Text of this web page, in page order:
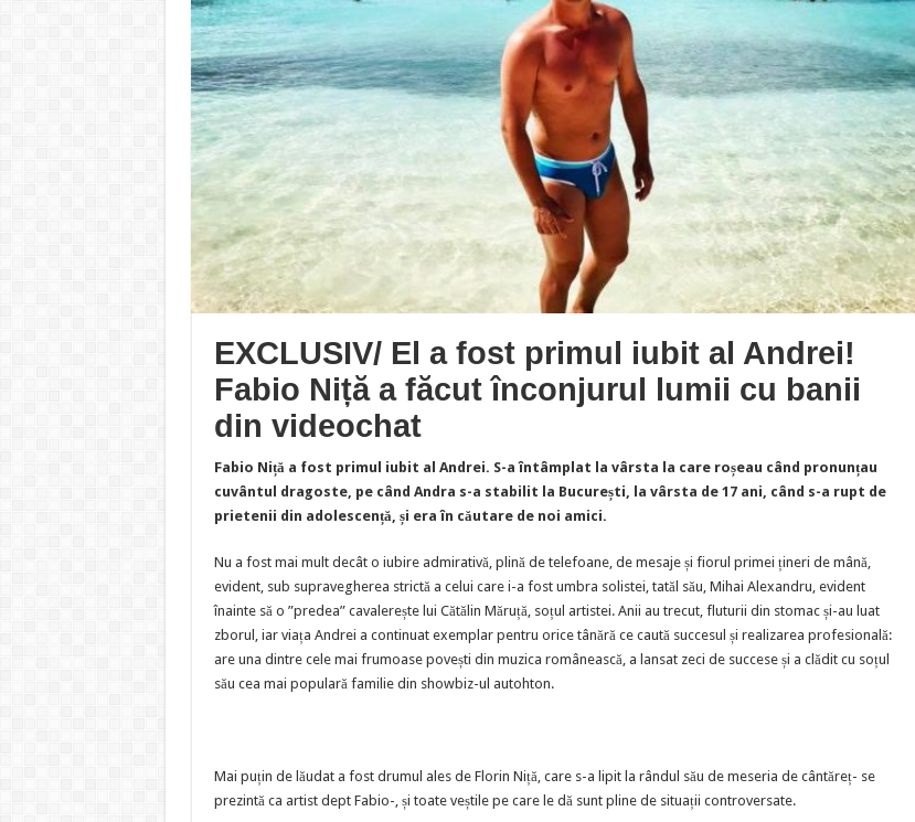
EXCLUSIV/ El a fost primul iubit al Andrei!
Fabio Niță a făcut înconjurul lumii cu banii
din videochat
Fabio Niță a fost primul iubit al Andrei. S-a întâmplat la vârsta la care roșeau când pronunțau
cuvântul dragoste, pe când Andra s-a stabilit la București, la vârsta de 17 ani, când s-a rupt de
prietenii din adolescență, și era în căutare de noi amici.
Nu a fost mai mult decât o iubire admirativă, plină de telefoane, de mesaje și fiorul primei țineri de mână,
evident, sub supravegherea strictă a celui care i-a fost umbra solistei, tatăl său, Mihai Alexandru, evident
înainte să o ”predea” cavalerește lui Cătălin Măruță, soțul artistei. Anii au trecut, fluturii din stomac și-au luat
zborul, iar viața Andrei a continuat exemplar pentru orice tânără ce caută succesul și realizarea profesională:
are una dintre cele mai frumoase povești din muzica românească, a lansat zeci de succese și a clădit cu soțul
său cea mai populară familie din showbiz-ul autohton.
Mai puțin de lăudat a fost drumul ales de Florin Niță, care s-a lipit la rândul său de meseria de cântăreț- se
prezintă ca artist dept Fabio-, și toate veștile pe care le dă sunt pline de situații controversate.